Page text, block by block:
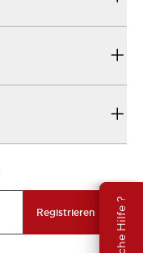
Registrieren